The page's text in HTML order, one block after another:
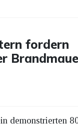
fordern
demonstrierten